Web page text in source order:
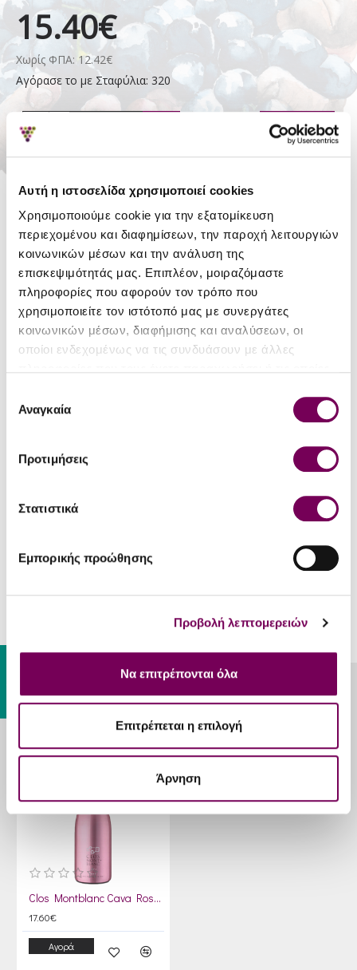
Αυτή η ιστοσελίδα χρησιμοποιεί cookies
Χρησιμοποιούμε cookie για την εξατομίκευση
περιεχομένου και διαφημίσεων, την παροχή λειτουργιών
κοινωνικών μέσων και την ανάλυση της
επισκεψιμότητάς μας. Επιπλέον, μοιραζόμαστε
πληροφορίες που αφορούν τον τρόπο που
χρησιμοποιείτε τον ιστότοπό μας με συνεργάτες
κοινωνικών μέσων, διαφήμισης και αναλύσεων, οι
οποίοι ενδεχομένως να τις συνδυάσουν με άλλες
των υπηρεσιών τους.
συγκατάθεσης
Αναγκαία
Προτιμήσεις
Στατιστικά
Εμπορικής προώθησης
Προβολή λεπτομερειών
Να επιτρέπονται όλα
Επιτρέπεται η επιλογή
Άρνηση
Απόθεμα:
Σε Απόθεμα
Κερδίζετε Σταφύλια:
15.40€
Χωρίς ΦΠΑ: 12.42€
Αγόρασε το με Σταφύλια: 320
ΛΕΠΤΟΜΈΡΕΙΕΣ
Είδος
Περιοχή Ισπανία
0.75
6 - 8 °C
ΊΣΩΣ ΣΑΣ ΑΡΈΣΟΥΝ
Clos Montblanc Cava Rose Brut
17.60€
Αγορά